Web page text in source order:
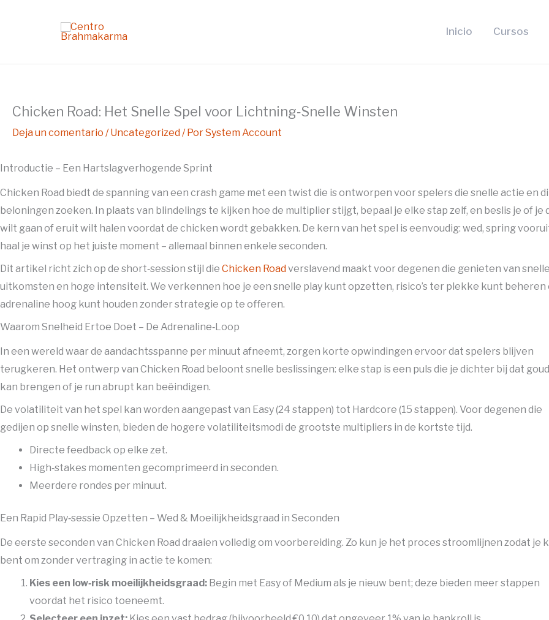
Inicio Cursos
Chicken Road: Het Snelle Spel voor Lichtning‑Snelle Winsten
Deja un comentario /Uncategorized/ PorSystem Account
Introductie – Een Hartslagverhogende Sprint
Chicken Road biedt de spanning van een crash game met een twist die is ontworpen voor spelers die snelle actie en
beloningen zoeken. In plaats van blindelings te kijken hoe de multiplier stijgt, bepaal je elke stap zelf, en beslis je of je
wilt gaan of eruit wilt halen voordat de chicken wordt gebakken. De kern van het spel is eenvoudig: wed, spring
haal je winst op het juiste moment – allemaal binnen enkele seconden.
Dit artikel richt zich op de short‑session stijl die Chicken Roadverslavend maakt voor degenen die genieten van snelle
uitkomsten en hoge intensiteit. We verkennen hoe je een snelle play kunt opzetten, risico’s ter plekke kunt beheren
adrenaline hoog kunt houden zonder strategie op te offeren.
Waarom Snelheid Ertoe Doet – De Adrenaline‑Loop
In een wereld waar de aandachtsspanne per minuut afneemt, zorgen korte opwindingen ervoor dat spelers blijven
terugkeren. Het ontwerp van Chicken Road beloont snelle beslissingen: elke stap is een puls die je dichter bij dat
kan brengen of je run abrupt kan beëindigen.
De volatiliteit van het spel kan worden aangepast van Easy (24 stappen) tot Hardcore (15 stappen). Voor degenen die
gedijen op snelle winsten, bieden de hogere volatiliteitsmodi de grootste multipliers in de kortste tijd.
Directe feedback op elke zet.
High‑stakes momenten gecomprimeerd in seconden.
Meerdere rondes per minuut.
Een Rapid Play‑sessie Opzetten – Wed & Moeilijkheidsgraad in Seconden
De eerste seconden van Chicken Road draaien volledig om voorbereiding. Zo kun je het proces stroomlijnen zodat je
bent om zonder vertraging in actie te komen:
Kies een low‑risk moeilijkheidsgraad: Begin met Easy of Medium als je nieuw bent; deze bieden meer stappen
voordat het risico toeneemt.